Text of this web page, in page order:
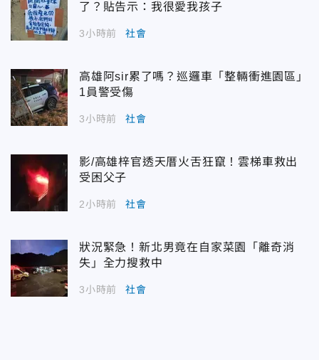
了？貼告示：我很愛我孩子
3小時前 社會
高雄阿sir累了嗎？巡邏車「整輛衝進園區」
1員警受傷
3小時前 社會
影/高雄梓官透天厝火舌狂竄！雲梯車救出
受困父子
2小時前 社會
狀況緊急！新北男竟在自家菜園「離奇消
失」全力搜救中
3小時前 社會